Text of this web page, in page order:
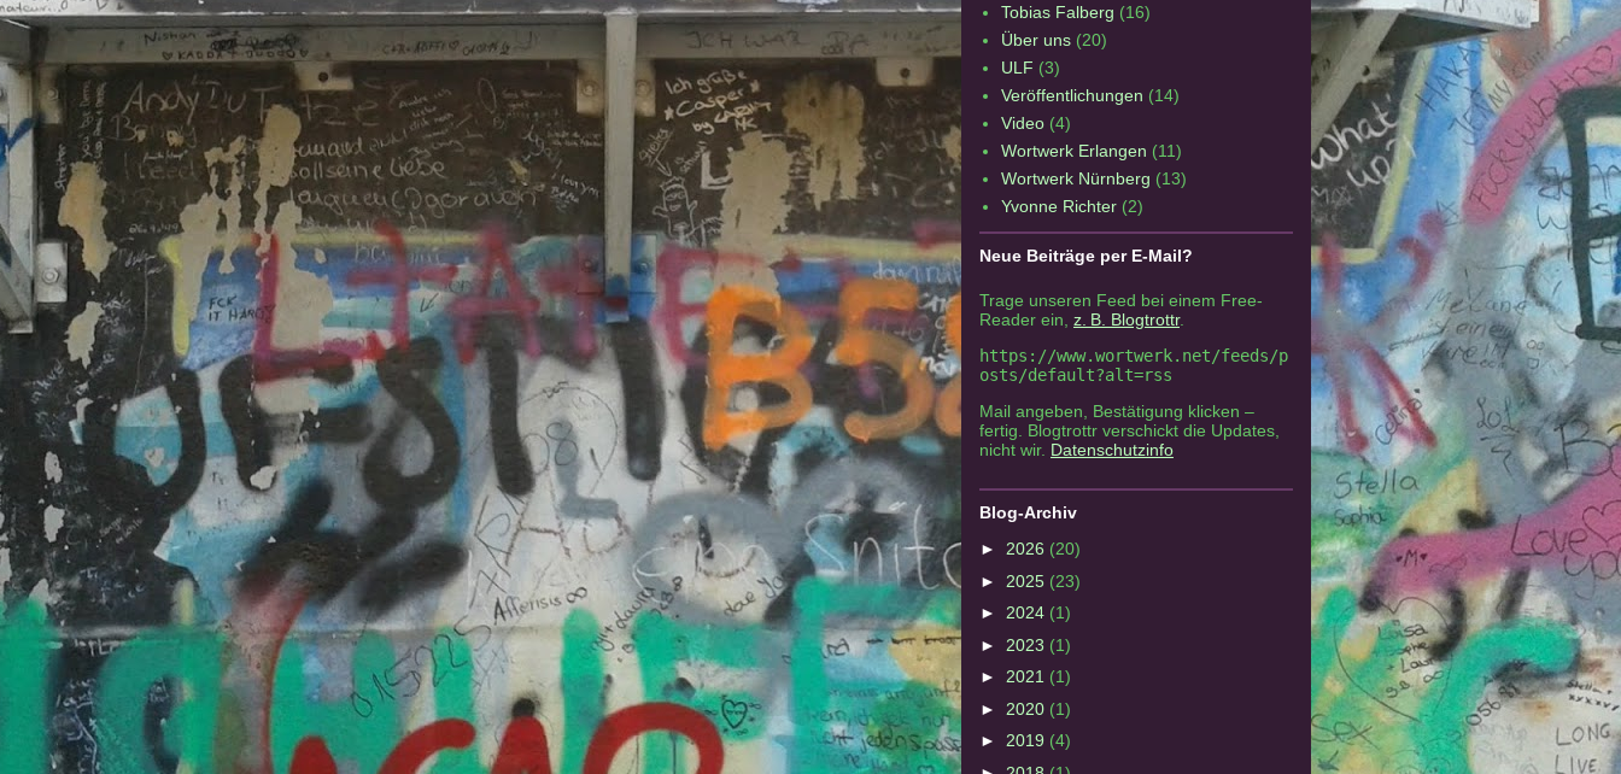
Tobias Falberg (16)
Über uns (20)
ULF (3)
Veröffentlichungen (14)
Video (4)
Wortwerk Erlangen (11)
Wortwerk Nürnberg (13)
Yvonne Richter (2)
Neue Beiträge per E-Mail?
Trage unseren Feed bei einem Free-
Reader ein, z. B. Blogtrottr.
https://www.wortwerk.net/feeds/p
osts/default?alt=rss
Mail angeben, Bestätigung klicken –
fertig. Blogtrottr verschickt die Updates,
nicht wir. Datenschutzinfo
Blog-Archiv
► 2026 (20)
► 2025 (23)
► 2024 (1)
► 2023 (1)
► 2021 (1)
► 2020 (1)
► 2019 (4)